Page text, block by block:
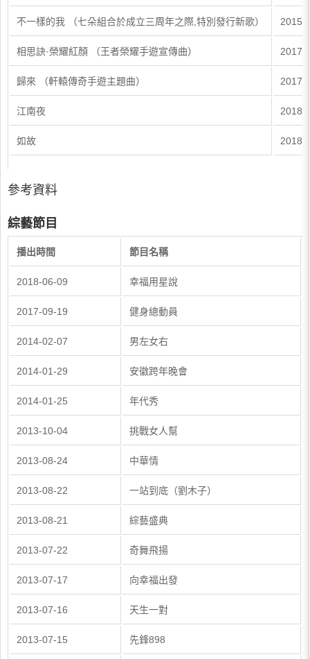
不一樣的我 （七朵組合於成立三周年之際,特別發行新歌） 2015-
相思訣·榮耀紅顏 （王者榮耀手遊宣傳曲） 2017-
歸來 （軒轅傳奇手遊主題曲） 2017-
江南夜 2018-
如故 2018-
參考資料
綜藝節目
播出時間 節目名稱
2018-06-09 幸福用星說
2017-09-19 健身總動員
2014-02-07 男左女右
2014-01-29 安徽跨年晚會
2014-01-25 年代秀
2013-10-04 挑戰女人幫
2013-08-24 中華情
2013-08-22 一站到底（劉木子）
2013-08-21 綜藝盛典
2013-07-22 奇舞飛揚
2013-07-17 向幸福出發
2013-07-16 天生一對
2013-07-15 先鋒898